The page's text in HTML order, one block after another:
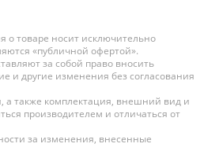
о товаре носит исключительно
«публичной офертой».
за собой право вносить
и другие изменения без согласования
а также комплектация, внешний вид и
производителем и отличаться от
за изменения, внесенные